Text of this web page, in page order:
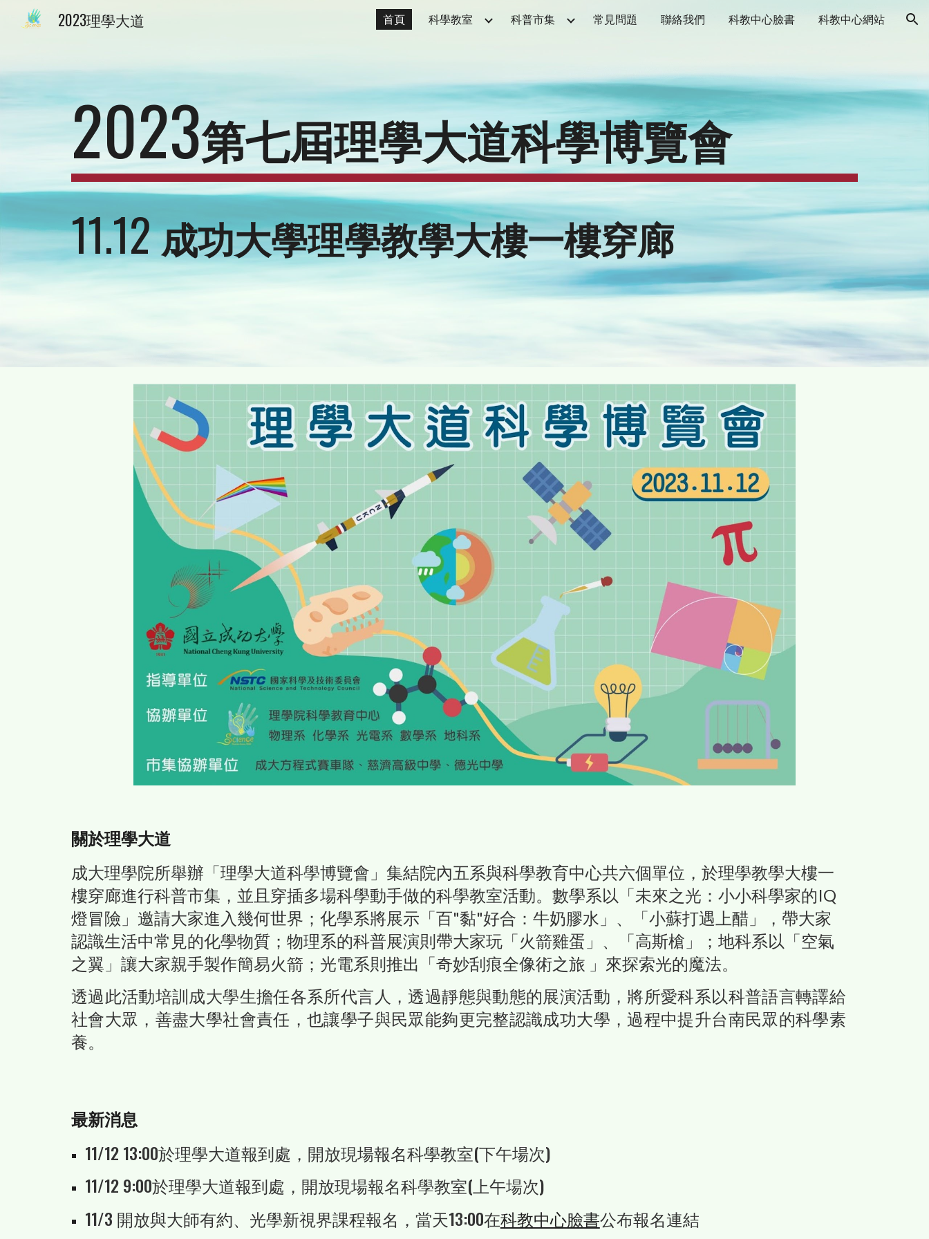
Skip to main content Skip to navigation
2023理學大道 首頁 科學教室 科普市集 常見問題 聯絡我們 科教中心臉書 科教中心網站
2023第七屆理學大道科學博覽會
11.12成功大學理學教學大樓一樓穿廊
關於理學大道
成大理學院所舉辦「理學大道科學博覽會」集結院內五系與科學教育中心共六個單位，於理學教學大樓一
樓穿廊進行科普市集，並且穿插多場科學動手做的科學教室活動。數學系以「未來之光：小小科學家的IQ
燈冒險」邀請大家進入幾何世界；化學系將展示「百"黏"好合：牛奶膠水」、「小蘇打遇上醋」，帶大家
認識生活中常見的化學物質；物理系的科普展演則帶大家玩「火箭雞蛋」、「高斯槍」；地科系以「空氣
之翼」讓大家親手製作簡易火箭；光電系則推出「奇妙刮痕全像術之旅 」來探索光的魔法。
透過此活動培訓成大學生擔任各系所代言人，透過靜態與動態的展演活動，將所愛科系以科普語言轉譯給
社會大眾，善盡大學社會責任，也讓學子與民眾能夠更完整認識成功大學，過程中提升台南民眾的科學素
養。
最新消息
11/12 13:00於理學大道報到處，開放現場報名科學教室(下午場次)
11/12 9:00於理學大道報到處，開放現場報名科學教室(上午場次)
11/3 開放與大師有約、光學新視界課程報名，當天13:00在科教中心臉書公布報名連結